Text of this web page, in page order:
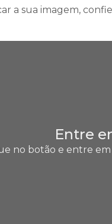
a sua imagem,
Entre
no botão e entre